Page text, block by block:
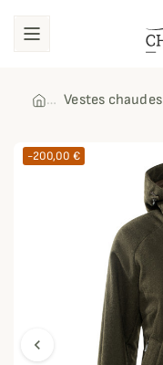
Vestes chaudes
chevron_left
-200,00 €